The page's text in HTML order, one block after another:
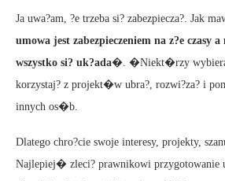
Ja uwa?am, ?e trzeba si? zabezpiecza?. Jak
umowa jest zabezpieczeniem na z?e czasy
wszystko si? uk?ada�. �Niekt�rzy
korzystaj? z projekt�w ubra?, rozwi?za? i
innych os�b.
Dlatego chro?cie swoje interesy, projekty,
Najlepiej� zleci? prawnikowi przygotowanie